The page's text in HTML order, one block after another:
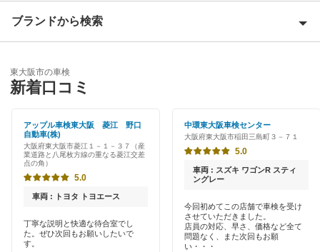
泉佐野市
和泉市
茨木市
大阪狭山市
貝塚市
門真市
Award 受賞店
特典あり
新車初回割りあり
早割りあり
クレジットカードOK
土日祝OK
ブランドから検索
「車検の速太郎」
アップル車検
オートバックス
チャレンジ車検
伊藤忠エネクス
東大阪市の車検
新着口コミ
アップル車検東大阪 菱江 野口
自動車(株)
大阪府東大阪市菱江１－１－３７（産
業道路と八尾枚方線の重なる菱江交差
点の角）
5.0
車両 : トヨタ トヨエース
丁寧な説明と快適な待合室でし
た。ぜひ次回もお願いしたいで
す。
中環東大阪車検センター
大阪府東大阪市稲田三島町３－７１
5.0
車両 : スズキ ワゴンR スティ
ングレー
今回初めてこの店舗で車検を受け
させていただきました。
店員の対応、早さ、価格など全て
問題なく、また次回もお願
い・・・